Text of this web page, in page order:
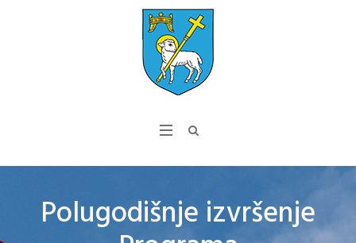
Polugodišnje izvršenje